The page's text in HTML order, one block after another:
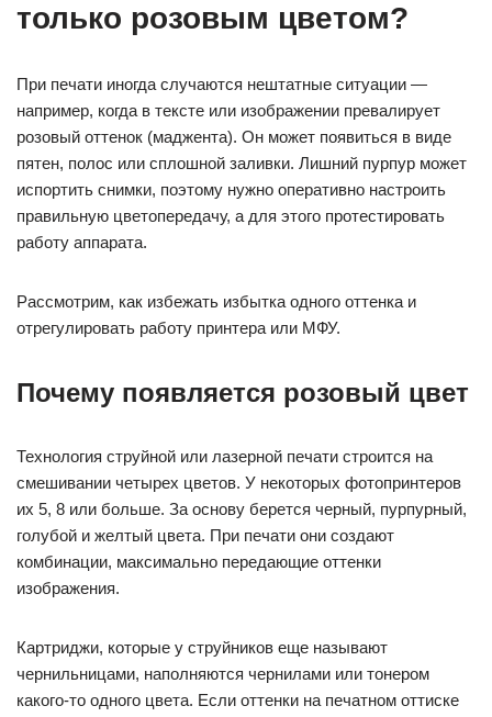
только розовым цветом?
При печати иногда случаются нештатные ситуации —
например, когда в тексте или изображении превалирует
розовый оттенок (маджента). Он может появиться в виде
пятен, полос или сплошной заливки. Лишний пурпур может
испортить снимки, поэтому нужно оперативно настроить
правильную цветопередачу, а для этого протестировать
работу аппарата.
Рассмотрим, как избежать избытка одного оттенка и
отрегулировать работу принтера или МФУ.
Почему появляется розовый цвет
Технология струйной или лазерной печати строится на
смешивании четырех цветов. У некоторых фотопринтеров
их 5, 8 или больше. За основу берется черный, пурпурный,
голубой и желтый цвета. При печати они создают
комбинации, максимально передающие оттенки
изображения.
Картриджи, которые у струйников еще называют
чернильницами, наполняются чернилами или тонером
какого-то одного цвета. Если оттенки на печатном оттиске